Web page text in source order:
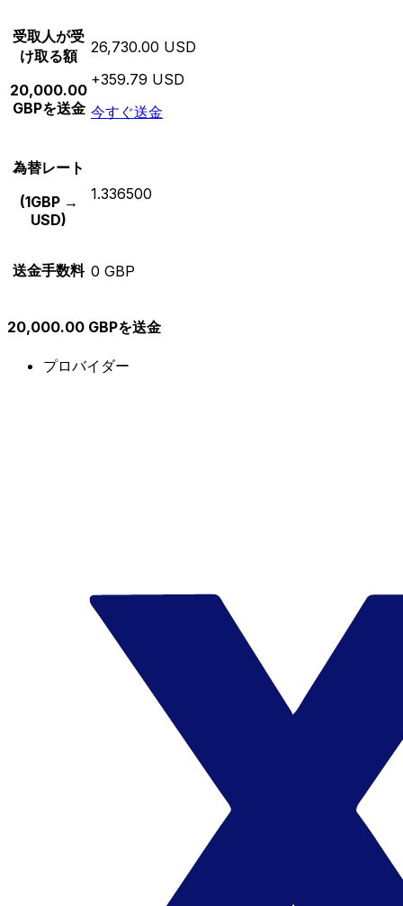
受取人が受
け取る額
20,000.00
GBPを送金
26,730.00 USD
+359.79 USD
今すぐ送金
為替レート
(1GBP →
USD)
1.336500
送金手数料 0 GBP
20,000.00 GBPを送金
プロバイダー